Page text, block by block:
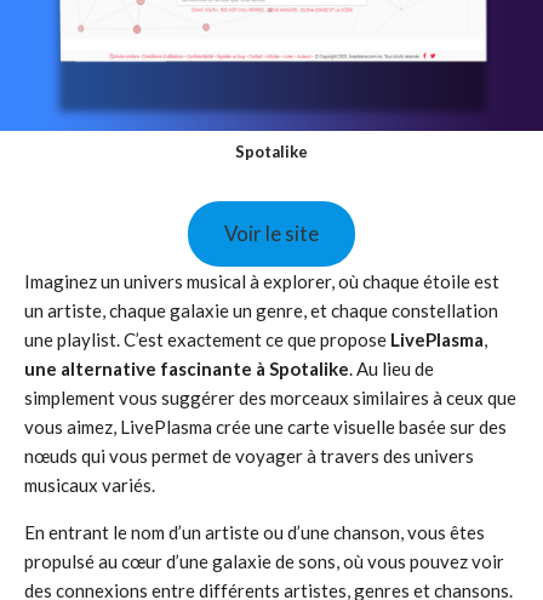
Spotalike
Voir le site
Imaginez un univers musical à explorer, où chaque étoile est
un artiste, chaque galaxie un genre, et chaque constellation
une playlist. C’est exactement ce que propose LivePlasma,
une alternative fascinante à Spotalike. Au lieu de
simplement vous suggérer des morceaux similaires à ceux que
vous aimez, LivePlasma crée une carte visuelle basée sur des
nœuds qui vous permet de voyager à travers des univers
musicaux variés.
En entrant le nom d’un artiste ou d’une chanson, vous êtes
propulsé au cœur d’une galaxie de sons, où vous pouvez voir
des connexions entre différents artistes, genres et chansons.